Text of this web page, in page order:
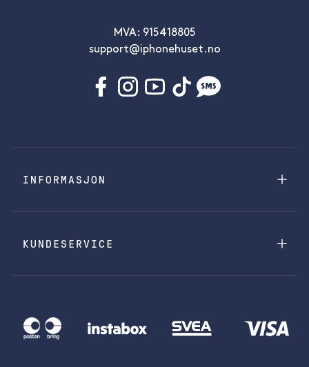
MVA: 915418805
support@iphonehuset.no
INFORMASJON
KUNDESERVICE